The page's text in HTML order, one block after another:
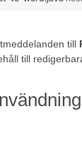
till
till